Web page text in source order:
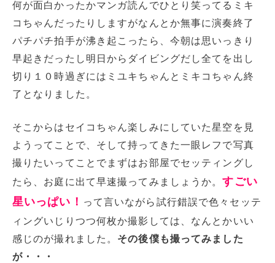
何が面白かったかマンガ読んでひとり笑ってるミキ
コちゃんだったりしますがなんとか無事に演奏終了
パチパチ拍手が沸き起こったら、今朝は思いっきり
早起きだったし明日からダイビングだし全てを出し
切り１０時過ぎにはミユキちゃんとミキコちゃん終
了となりました。
そこからはセイコちゃん楽しみにしていた星空を見
ようってことで、そして持ってきた一眼レフで写真
撮りたいってことでまずはお部屋でセッティングし
たら、お庭に出て早速撮ってみましょうか。すごい
星いっぱい！ って言いながら試行錯誤で色々セッテ
ィングいじりつつ何枚か撮影しては、なんとかいい
感じのが撮れました。 その後僕も撮ってみました
が・・・